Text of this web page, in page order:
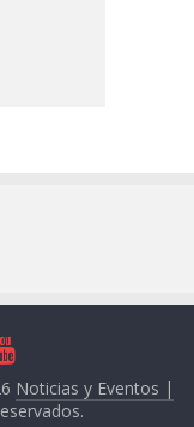
Noticias y Eventos |